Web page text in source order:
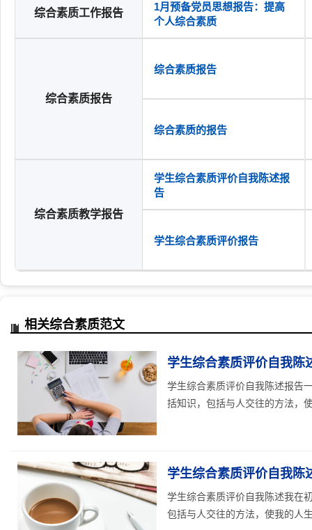
综合素质工作报告
1月预备党员思想报告：提高
个人综合素质
综合素质报告
综合素质报告
综合素质的报告
综合素质教学报告
学生综合素质评价自我陈述报
告
学生综合素质评价报告
相关综合素质范文
学生综合素质评价自我陈
学生综合素质评价自我陈述报告
括知识，包括与人交往的方法，
学生综合素质评价自我陈
学生综合素质评价自我陈述我在
包括与人交往的方法，使我的人